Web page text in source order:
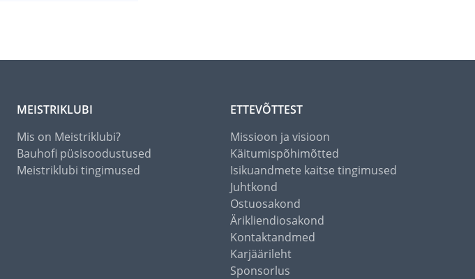
MEISTRIKLUBI
Mis on Meistriklubi?
Bauhofi püsisoodustused
Meistriklubi tingimused
ETTEVÕTTEST
Missioon ja visioon
Käitumispõhimõtted
Isikuandmete kaitse tingimused
Juhtkond
Ostuosakond
Ärikliendiosakond
Kontaktandmed
Karjäärileht
Sponsorlus